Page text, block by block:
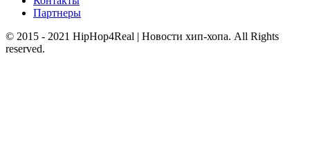
Партнеры
© 2015 - 2021 HipHop4Real | Новости хип-хопа. All Rights
reserved.